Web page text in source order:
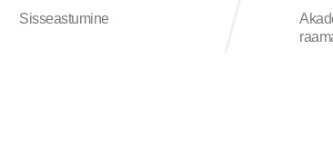
Sisseastumine